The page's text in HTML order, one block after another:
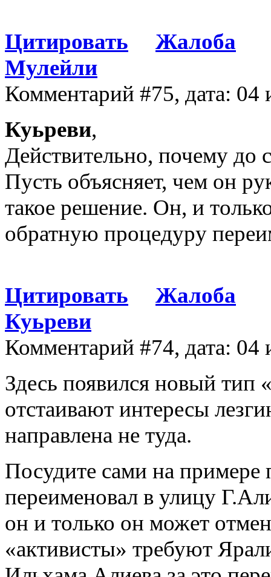
Цитировать
Жалоба
Мулейли
Комментарий #75, дата:
Куьреви,
Действительно, почему до
Пусть объясняет, чем он
такое решение. Он, и
обратную процедуру
Цитировать
Жалоба
Куьреви
Комментарий #74, дата:
Здесь появился новый тип
отстаивают интересы
направлена не туда.
Посудите сами на
переименовал в улицу
он и только он может
«активисты» требуют